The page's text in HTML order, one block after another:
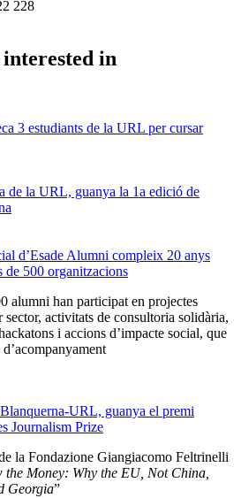
228
interested in
3 estudiants de la URL per cursar
de la URL, guanya la 1a edició de
d’Esade Alumni compleix 20 anys
de 500 organitzacions
alumni han participat en projectes
sector, activitats de consultoria solidària,
i accions d’impacte social, que
URL, guanya el premi
Journalism Prize
la Fondazione Giangiacomo Feltrinelli
the Money: Why the EU, Not China,
Georgia”